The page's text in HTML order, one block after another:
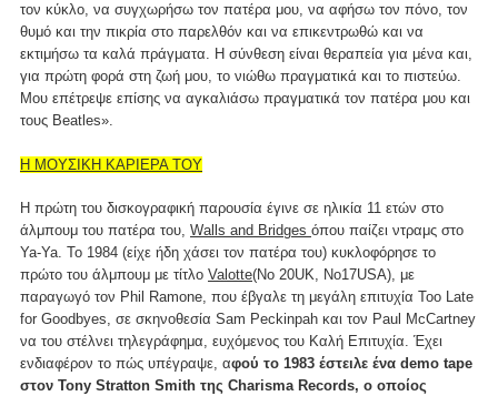
τον κύκλο, να συγχωρήσω τον πατέρα μου, να αφήσω τον πόνο, τον
θυμό και την πικρία στο παρελθόν και να επικεντρωθώ και να
εκτιμήσω τα καλά πράγματα. Η σύνθεση είναι θεραπεία για μένα και,
για πρώτη φορά στη ζωή μου, το νιώθω πραγματικά και το πιστεύω.
Μου επέτρεψε επίσης να αγκαλιάσω πραγματικά τον πατέρα μου και
τους Beatles».
Η ΜΟΥΣΙΚΗ ΚΑΡΙΕΡΑ ΤΟΥ
Η πρώτη του δισκογραφική παρουσία έγινε σε ηλικία 11 ετών στο
άλμπουμ του πατέρα του, Walls and Bridges όπου παίζει ντραμς στο
Ya-Ya. Το 1984 (είχε ήδη χάσει τον πατέρα του) κυκλοφόρησε το
πρώτο του άλμπουμ με τίτλο Valotte(No 20UK, No17USA), με
παραγωγό τον Phil Ramone, που έβγαλε τη μεγάλη επιτυχία Too Late
for Goodbyes, σε σκηνοθεσία Sam Peckinpah και τον Paul McCartney
να του στέλνει τηλεγράφημα, ευχόμενος του Καλή Επιτυχία. Έχει
ενδιαφέρον το πώς υπέγραψε, αφού το 1983 έστειλε ένα demo tape
στον Tony Stratton Smith της Charisma Records, ο οποίος